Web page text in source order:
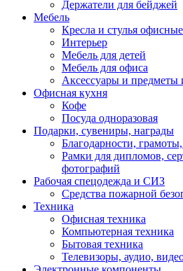
Держатели для бейджей
Мебель
Кресла и стулья офисные
Интерьер
Мебель для детей
Мебель для офиса
Аксессуары и предметы
Офисная кухня
Кофе
Посуда одноразовая
Подарки, сувениры, награды
Благодарности,
Рамки для дипломов,
фотографий
Рабочая спецодежда и СИЗ
Средства пожарной
Техника
Офисная техника
Компьютерная техника
Бытовая техника
Телевизоры, аудио,